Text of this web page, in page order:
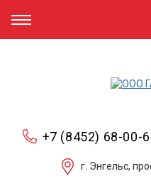
+7 (8452) 68-00-
г. Энгельс,